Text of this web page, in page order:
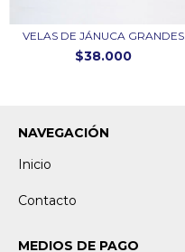
VELAS DE JÁNUCA GRANDES
$38.000
NAVEGACIÓN
Inicio
Contacto
MEDIOS DE PAGO